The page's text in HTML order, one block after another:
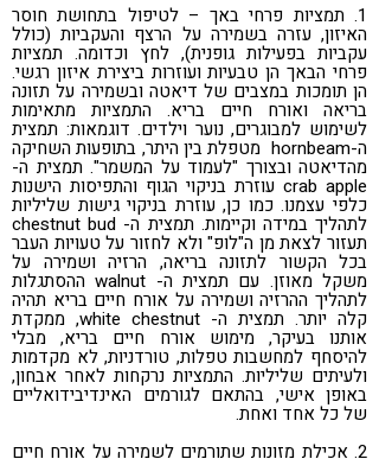
1. תמציות פרחי באך – לטיפול בתחושת חוסר
האיזון, עזרה בשמירה על הרצף והעקביות (כולל
עקביות בפעילות גופנית), לחץ וכדומה. תמציות
פרחי הבאך הן טבעיות ועוזרות ביצירת איזון רגשי.
הן תומכות במצבים של דיאטה ובשמירה על תזונה
בריאה ואורח חיים בריא. התמציות מתאימות
לשימוש למבוגרים, נוער וילדים. דוגמאות: תמצית
ה-hornbeam מטפלת בין היתר, בתופעות השחיקה
מהדיאטה ובצורך "לעמוד על המשמר". תמצית ה-
crab apple עוזרת בניקוי הגוף והתפיסות הישנות
כלפי עצמנו. כמו כן, עוזרת בניקוי גישות שליליות
לתהליך במידה וקיימות. תמצית ה- chestnut bud
תעזור לצאת מן ה"לופ" ולא לחזור על טעויות העבר
בכל הקשור לתזונה בריאה, הרזיה ושמירה על
משקל מאוזן. עם תמצית ה- walnut ההסתגלות
לתהליך ההרזיה ושמירה על אורח חיים בריא תהיה
קלה יותר. תמצית ה- white chestnut, ממקדת
אותנו בעיקר, מימוש אורח חיים בריא, מבלי
להיסחף למחשבות טפלות, טורדניות, לא מקדמות
ולעיתים שליליות. התמציות נרקחות לאחר אבחון,
באופן אישי, בהתאם לגורמים האינדיבידואליים
של כל אחד ואחת.
2. אכילת מזונות שתורמים לשמירה על אורח חיים